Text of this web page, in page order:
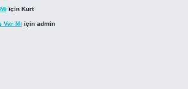
için Kurt
Var Mı için admin